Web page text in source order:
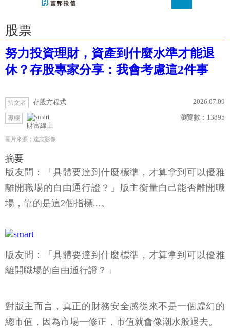
股票
努力投資理財，資產到什麼水準才能退
休？存股專家分享：我會考慮這2件事
撰文者 存股方程式 2026.07.09
專欄
財富線上
瀏覽數： 13895
圖片來源：達志影像
摘要
版友問：「具體要達到什麼標準，才算拿到可以優雅
離開職場的自由通行證？」版主衡量自己能否離開職
場，靠的是這2個指標...。
版友問：「具體要達到什麼標準，才算拿到可以優雅
離開職場的自由通行證？」
對版主而言，真正的財務安全感從來不是一個虛幻的
總市值，因為市場一修正，市值就會像潮水般退去。